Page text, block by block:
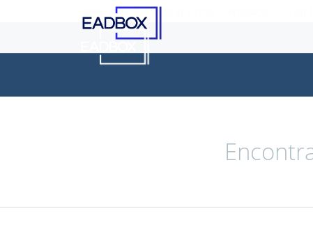
CLIENTES CASOS DE SUCESSO